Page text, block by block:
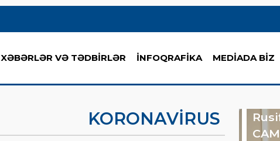
XƏBƏRLƏR VƏ TƏDBİRLƏR İNFOQRAFİKA MEDİADA BİZ
KORONAVIRUS